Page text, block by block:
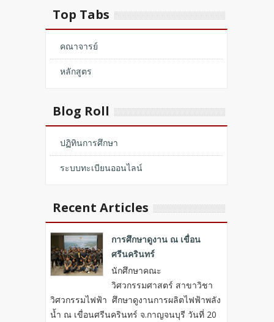
Top Tabs
คณาจารย์
หลักสูตร
Blog Roll
ปฏิทินการศึกษา
ระบบทะเบียนออนไลน์
Recent Articles
การศึกษาดูงาน ณ เขื่อน
ศรีนครินทร์
นักศึกษาคณะ
วิศวกรรมศาสตร์ สาขาวิชา
วิศวกรรมไฟฟ้า ศึกษาดูงานการผลิตไฟฟ้าพลัง
น้ำ ณ เขื่อนศรีนครินทร์ จ.กาญจนบุรี วันที่ 20